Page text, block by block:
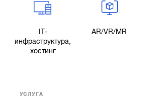
IT-
инфраструктура,
хостинг
AR/VR/MR
УСЛУГА